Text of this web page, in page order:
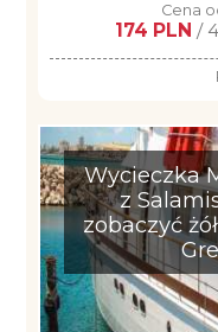
Cena
174 PLN /
Wycieczka
z
zobaczyć